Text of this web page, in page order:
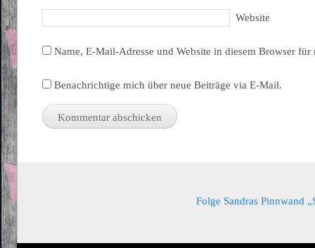
Website
Name, E-Mail-Adresse und Website in diesem Browser
Benachrichtige mich über neue Beiträge via E-Mail.
Folge Sandras Pinnwand